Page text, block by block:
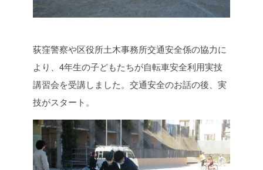
荻窪警察や区役所土木事務所交通安全係の協力に
より、4年生の子どもたちが自転車安全利用実技
講習会を受講しました。交通安全のお話の後、実
技がスタート。